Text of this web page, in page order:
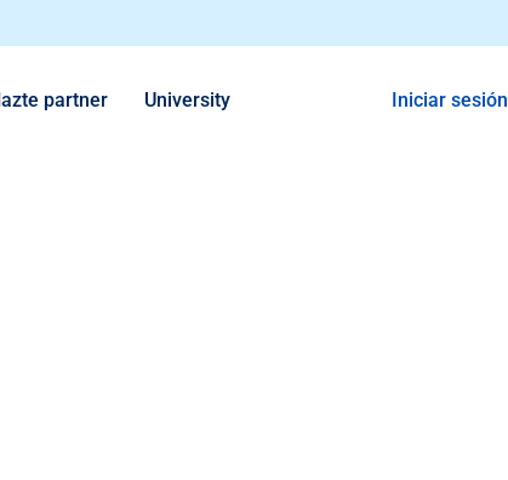
partner University Iniciar sesión